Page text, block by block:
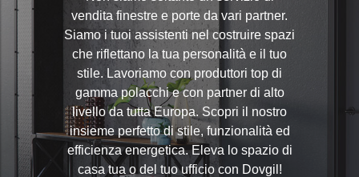
vendita finestre e porte da vari partner.
Siamo i tuoi assistenti nel costruire spazi
che riflettano la tua personalità e il tuo
stile. Lavoriamo con produttori top di
gamma polacchi e con partner di alto
livello da tutta Europa. Scopri il nostro
insieme perfetto di stile, funzionalità ed
efficienza energetica. Eleva lo spazio di
casa tua o del tuo ufficio con Dovgil!